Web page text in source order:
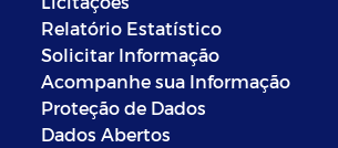
Relatório Estatístico
Solicitar Informação
Acompanhe sua Informação
Proteção de Dados
Dados Abertos